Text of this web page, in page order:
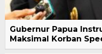
Gubernur Papua
Maksimal Korban